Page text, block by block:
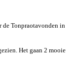
de Tonpraotavonden in
Het gaan 2 mooie